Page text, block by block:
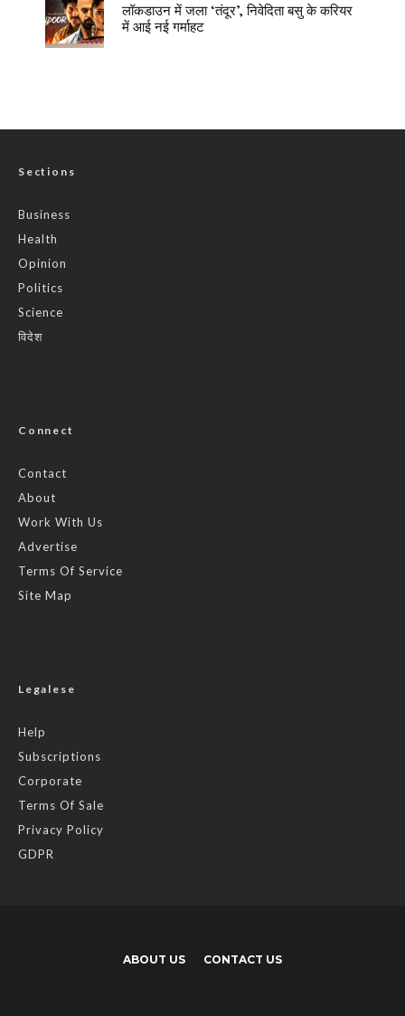
लॉकडाउन में जला ‘तंदूर’, निवेदिता बसु के करियर
में आई नई गर्माहट
Sections
Business
Health
Opinion
Politics
Science
विदेश
Connect
Contact
About
Work With Us
Advertise
Terms Of Service
Site Map
Legalese
Help
Subscriptions
Corporate
Terms Of Sale
Privacy Policy
GDPR
ABOUT US CONTACT US